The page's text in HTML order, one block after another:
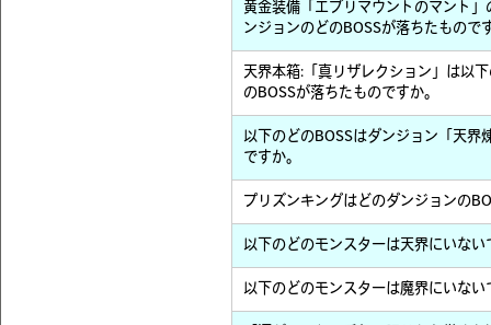
黄金装備「エブリマウントのマント」
ンジョンのどのBOSSが落ちたもので
天界本箱:「真リザレクション」は以
のBOSSが落ちたものですか。
以下のどのBOSSはダンジョン「天界
ですか。
プリズンキングはどのダンジョンの
以下のどのモンスターは天界にいない
以下のどのモンスターは魔界にいない